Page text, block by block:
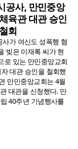
공사, 만민중앙
육관 대관 승인
회
사가 여신도 성폭행 혐
빚은 이재록 씨가 현
로 있는 만민중앙교회
대관 승인을 철회했
만민중앙교회는 4월
대관을 신청했다. 만
40주년 기념행사를